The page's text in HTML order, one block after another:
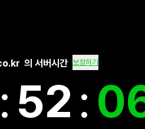
의 서버시간 보정하기
: 52 :